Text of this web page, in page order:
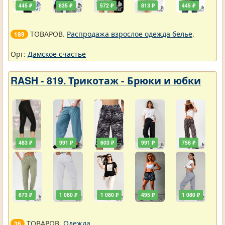
445 ₽ 635 ₽ 572 ₽ 813 ₽ 445 ₽
189 ТОВАРОВ. Распродажа взрослое одежда белье.
Орг: Дамское счастье
RASH - 819. Трикотаж - Брюки и юбки
483 ₽
673 ₽
991 ₽
1 080 ₽
603 ₽
1 080 ₽
991 ₽
495 ₽
756 ₽
1 080 ₽